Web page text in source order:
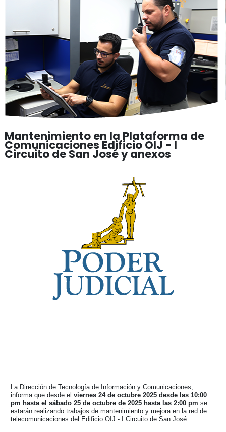
Mantenimiento en la Plataforma de
Comunicaciones Edificio OIJ - I
Circuito de San José y anexos
La Dirección de Tecnología de Información y Comunicaciones,
informa que desde el viernes 24 de octubre 2025 desde las 10:00
pm hasta el sábado 25 de octubre de 2025 hasta las 2:00 pm se
estarán realizando trabajos de mantenimiento y mejora en la red de
telecomunicaciones del Edificio OIJ - I Circuito de San José.